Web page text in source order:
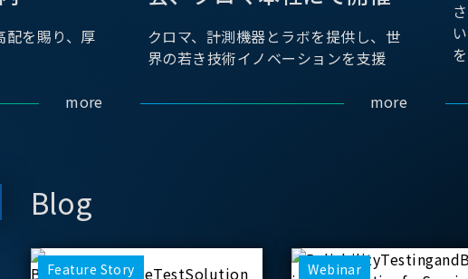
を賜り、厚
more
クロマ、計測機器とラボを提供し、世
界の若き技術イノベーションを支援
more
Blog
Feature Story Webinar